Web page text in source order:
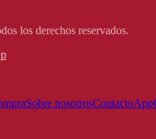
los derechos reservados.
Sobre nosotrosContactoApp